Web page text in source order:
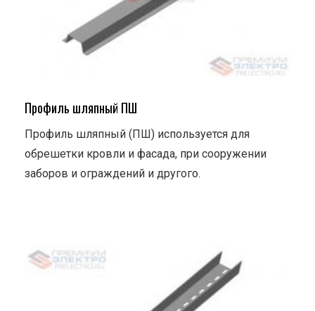
Профиль шляпный ПШ
Профиль шляпный (ПШ) используется для
обрешетки кровли и фасада, при сооружении
заборов и ограждений и другого.